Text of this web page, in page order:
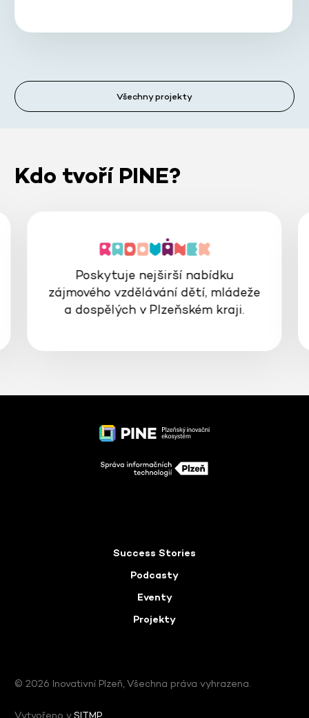
Všechny projekty
Kdo tvoří PINE?
Poskytuje nejširší nabídku
zájmového vzdělávání dětí, mládeže
a dospělých v Plzeňském kraji.
Success Stories
Podcasty
Eventy
Projekty
© 2026 Inovativní Plzeň, Všechna práva vyhrazena.
Vytvořeno vSITMP